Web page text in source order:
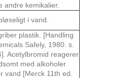
andre kemikalier.
i vand.
plastik. [Handling
Safely, 1980. s.
Acetylbromid reagerer
med alkoholer
vand [Merck 11th ed.